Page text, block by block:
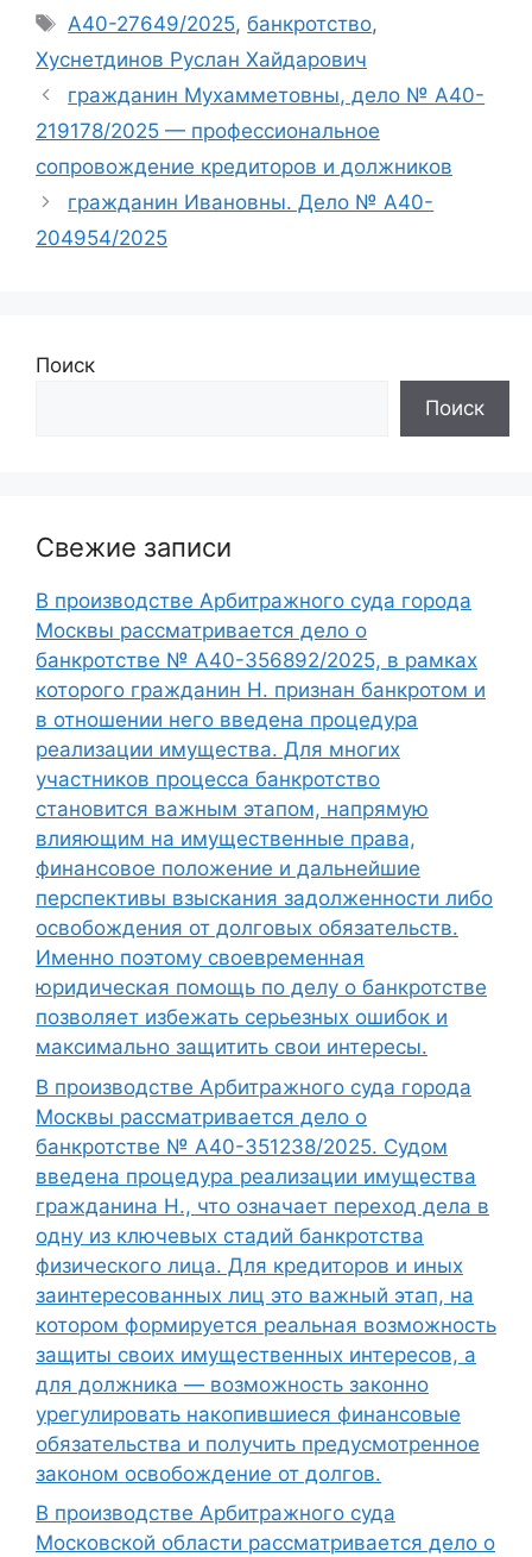
Метки
А40-27649/2025,банкротство,
Хуснетдинов Руслан Хайдарович
гражданин Мухамметовны, дело № А40-
219178/2025 — профессиональное
сопровождение кредиторов и должников
гражданин Ивановны. Дело № А40-
204954/2025
Поиск
Поиск
Свежие записи
В производстве Арбитражного суда города
Москвы рассматривается дело о
банкротстве № А40-356892/2025, в рамках
которого гражданин Н. признан банкротом и
в отношении него введена процедура
реализации имущества. Для многих
участников процесса банкротство
становится важным этапом, напрямую
влияющим на имущественные права,
финансовое положение и дальнейшие
перспективы взыскания задолженности либо
освобождения от долговых обязательств.
Именно поэтому своевременная
юридическая помощь по делу о банкротстве
позволяет избежать серьезных ошибок и
максимально защитить свои интересы.
В производстве Арбитражного суда города
Москвы рассматривается дело о
банкротстве № А40-351238/2025. Судом
введена процедура реализации имущества
гражданина Н., что означает переход дела в
одну из ключевых стадий банкротства
физического лица. Для кредиторов и иных
заинтересованных лиц это важный этап, на
котором формируется реальная возможность
защиты своих имущественных интересов, а
для должника — возможность законно
урегулировать накопившиеся финансовые
обязательства и получить предусмотренное
законом освобождение от долгов.
В производстве Арбитражного суда
Московской области рассматривается дело о